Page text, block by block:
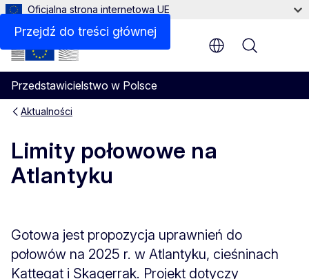
Przejdź do treści głównej
Oficjalna strona internetowa UE
Przedstawicielstwo w Polsce
Menu
Aktualności
Limity połowowe na
Atlantyku
Gotowa jest propozycja uprawnień do
połowów na 2025 r. w Atlantyku, cieśninach
Kattegat i Skagerrak. Projekt dotyczy